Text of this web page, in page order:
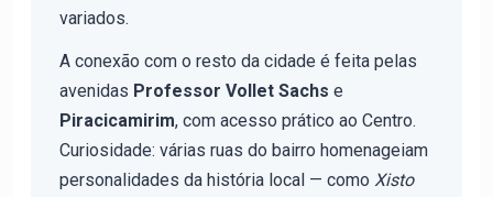
variados.
A conexão com o resto da cidade é feita pelas
avenidas Professor Vollet Sachs e
Piracicamirim, com acesso prático ao Centro.
Curiosidade: várias ruas do bairro homenageiam
personalidades da história local — como Xisto